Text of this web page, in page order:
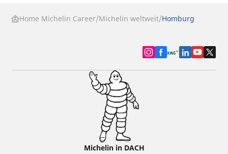
Home Michelin Career Michelin weltweit Homburg
Michelin in DACH